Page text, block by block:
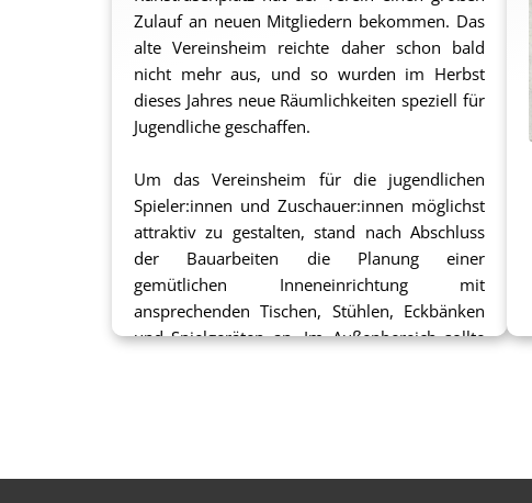
Zulauf an neuen Mitgliedern bekommen. Das
alte Vereinsheim reichte daher schon bald
nicht mehr aus, und so wurden im Herbst
dieses Jahres neue Räumlichkeiten speziell für
Jugendliche geschaffen.
Um das Vereinsheim für die jugendlichen
Spieler:innen und Zuschauer:innen möglichst
attraktiv zu gestalten, stand nach Abschluss
der Bauarbeiten die Planung einer
gemütlichen Inneneinrichtung mit
ansprechenden Tischen, Stühlen, Eckbänken
und Spielgeräten an. Im Außenbereich sollte